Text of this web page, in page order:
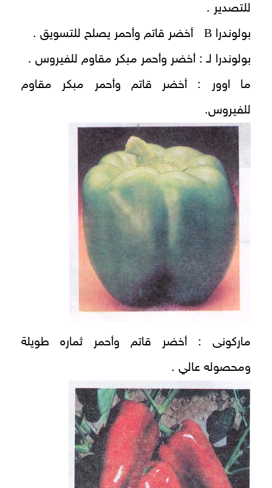
للتصدير .
بولوندرا B أخضر قاتم وأحمر يصلح للتسويق .
بولوندرا لـ : أخضر وأحمر مبكر مقاوم للفيروس .
ما اوور : أخضر قاتم وأحمر مبكر مقاوم
للفيروس.
ماركونى : أخضر قاتم وأحمر ثماره طويلة
ومحصوله عالي .